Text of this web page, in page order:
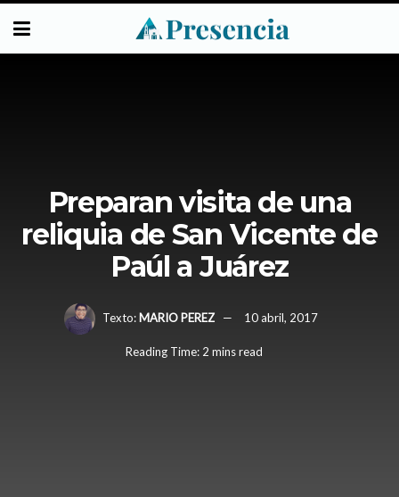
Preparan visita de una
reliquia de San Vicente de
Paúl a Juárez
Texto: MARIO PEREZ 10 abril, 2017
Reading Time: 2 mins read